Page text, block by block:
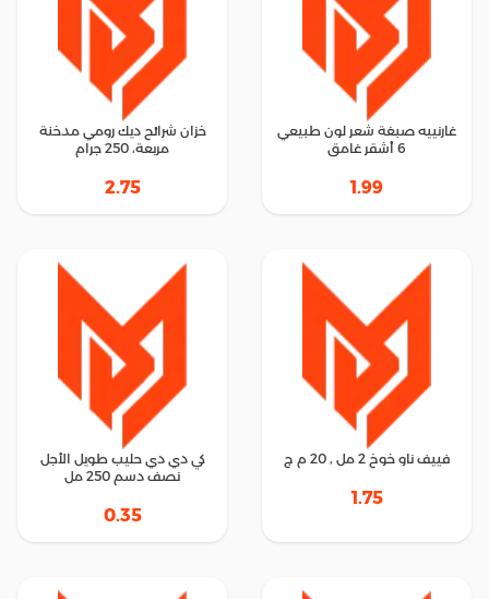
غارنييه صبغة شعر لون طبيعي
6 أشقر غامق
1.99
خزان شرائح ديك رومي مدخنة
مربعة، 250 جرام
2.75
فييف ناو خوخ 2 مل , 20 م ج
1.75
كي دي دي حليب طويل الأجل
نصف دسم 250 مل
0.35